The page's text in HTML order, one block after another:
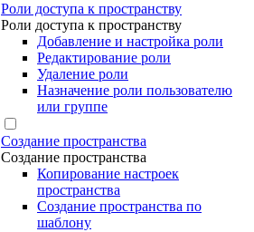
Роли доступа к пространству
Роли доступа к пространству
Добавление и настройка роли
Редактирование роли
Удаление роли
Назначение роли пользователю
или группе
Создание пространства
Создание пространства
Копирование настроек
пространства
Создание пространства по
шаблону